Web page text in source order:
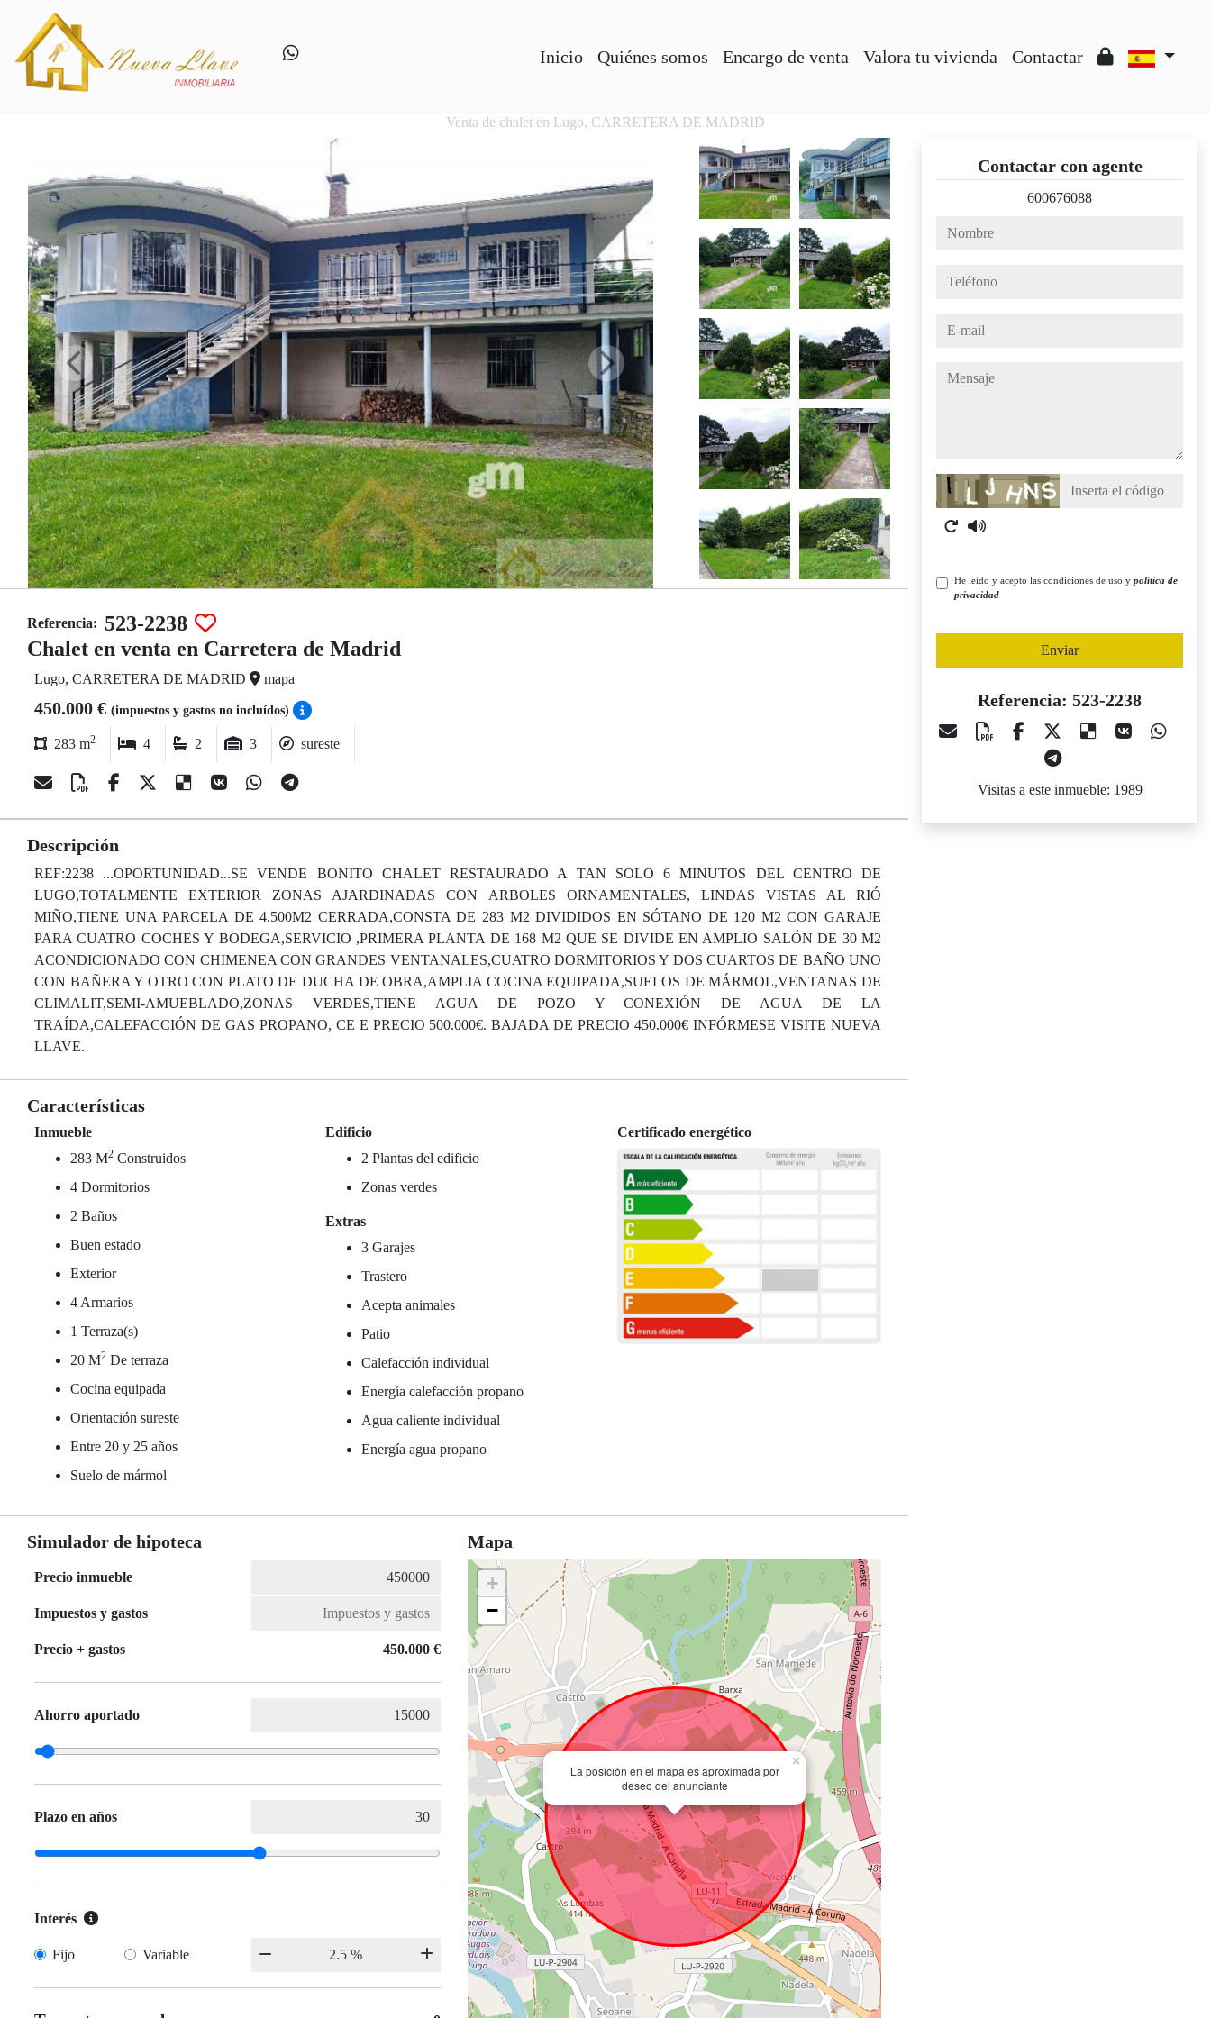
Inicio Quiénes somos Encargo de venta Valora tu vivienda Contactar
Venta de chalet en Lugo, CARRETERA DE MADRID
Referencia: 523-2238
Chalet en venta en Carretera de Madrid
Lugo, CARRETERA DE MADRID mapa
450.000 € (impuestos y gastos no incluídos)
283 m2 4 2 3 sureste
Descripción
REF:2238 ...OPORTUNIDAD...SE VENDE BONITO CHALET RESTAURADO A TAN SOLO 6 MINUTOS DEL CENTRO DE
LUGO,TOTALMENTE EXTERIOR ZONAS AJARDINADAS CON ARBOLES ORNAMENTALES, LINDAS VISTAS AL RIÓ
MIÑO,TIENE UNA PARCELA DE 4.500M2 CERRADA,CONSTA DE 283 M2 DIVIDIDOS EN SÓTANO DE 120 M2 CON GARAJE
PARA CUATRO COCHES Y BODEGA,SERVICIO ,PRIMERA PLANTA DE 168 M2 QUE SE DIVIDE EN AMPLIO SALÓN DE 30 M2
ACONDICIONADO CON CHIMENEA CON GRANDES VENTANALES,CUATRO DORMITORIOS Y DOS CUARTOS DE BAÑO UNO
CON BAÑERA Y OTRO CON PLATO DE DUCHA DE OBRA,AMPLIA COCINA EQUIPADA,SUELOS DE MÁRMOL,VENTANAS DE
CLIMALIT,SEMI-AMUEBLADO,ZONAS VERDES,TIENE AGUA DE POZO Y CONEXIÓN DE AGUA DE LA
TRAÍDA,CALEFACCIÓN DE GAS PROPANO, CE E PRECIO 500.000€. BAJADA DE PRECIO 450.000€ INFÓRMESE VISITE NUEVA
LLAVE.
Características
Inmueble
283 M2 Construidos
4 Dormitorios
2 Baños
Buen estado
Exterior
4 Armarios
1 Terraza(s)
20 M2 De terraza
Cocina equipada
Orientación sureste
Entre 20 y 25 años
Suelo de mármol
Edificio
2 Plantas del edificio
Zonas verdes
Extras
3 Garajes
Trastero
Acepta animales
Patio
Calefacción individual
Energía calefacción propano
Agua caliente individual
Energía agua propano
Certificado energético
Simulador de hipoteca
Precio inmueble
Impuestos y gastos
Precio + gastos 450.000 €
Ahorro aportado
Plazo en años
Interés
Fijo Variable
Mapa
La posición en el mapa es aproximada por
deseo del anunciante
×
+
−
Contactar con agente
600676088
nombre
teléfono
e-mail
mensaje
Captcha
He leído y acepto las condiciones de uso y política de
privacidad
Enviar
Referencia: 523-2238
Visitas a este inmueble: 1989